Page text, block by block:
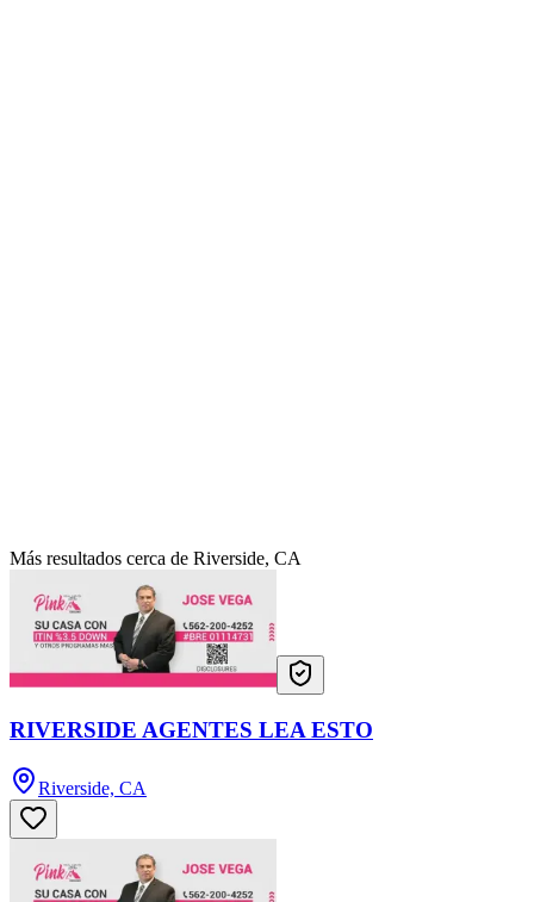
Más resultados cerca de Riverside, CA
RIVERSIDE AGENTES LEA ESTO
Riverside, CA